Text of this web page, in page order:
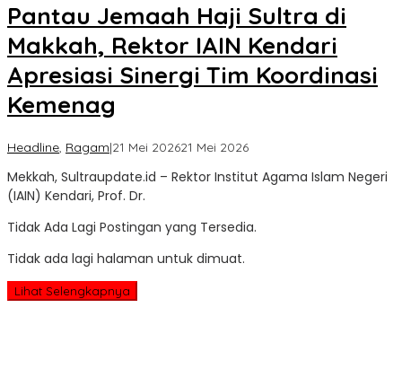
Pantau Jemaah Haji Sultra di
Makkah, Rektor IAIN Kendari
Apresiasi Sinergi Tim Koordinasi
Kemenag
Headline, Ragam|21 Mei 202621 Mei 2026oleh
Update
Mekkah, Sultraupdate.id – Rektor Institut Agama Islam Negeri
(IAIN) Kendari, Prof. Dr.
Tidak Ada Lagi Postingan yang Tersedia.
Tidak ada lagi halaman untuk dimuat.
Lihat Selengkapnya